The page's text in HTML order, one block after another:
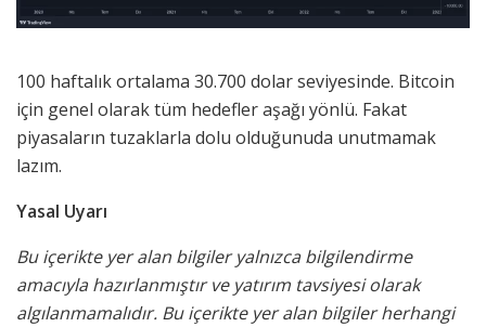
100 haftalık ortalama 30.700 dolar seviyesinde. Bitcoin
için genel olarak tüm hedefler aşağı yönlü. Fakat
piyasaların tuzaklarla dolu olduğunuda unutmamak
lazım.
Yasal Uyarı
Bu içerikte yer alan bilgiler yalnızca bilgilendirme
amacıyla hazırlanmıştır ve yatırım tavsiyesi olarak
algılanmamalıdır. Bu içerikte yer alan bilgiler herhangi